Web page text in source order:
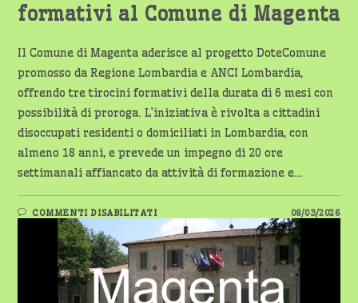
formativi al Comune di Magenta
Il Comune di Magenta aderisce al progetto DoteComune
promosso da Regione Lombardia e ANCI Lombardia,
offrendo tre tirocini formativi della durata di 6 mesi con
possibilità di proroga. L’iniziativa è rivolta a cittadini
disoccupati residenti o domiciliati in Lombardia, con
almeno 18 anni, e prevede un impegno di 20 ore
settimanali affiancato da attività di formazione e…
COMMENTI DISABILITATISU
DOTECOMUNE:
TRE
TIROCINI
FORMATIVI
AL
COMUNE
DI
MAGENTA
08/03/2026